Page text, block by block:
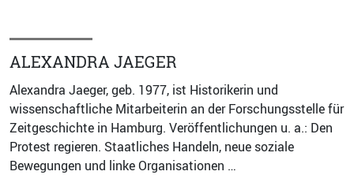
ALEXANDRA JAEGER
Alexandra Jaeger, geb. 1977, ist Historikerin und
wissenschaftliche Mitarbeiterin an der Forschungsstelle für
Zeitgeschichte in Hamburg. Veröffentlichungen u. a.: Den
Protest regieren. Staatliches Handeln, neue soziale
Bewegungen und linke Organisationen …